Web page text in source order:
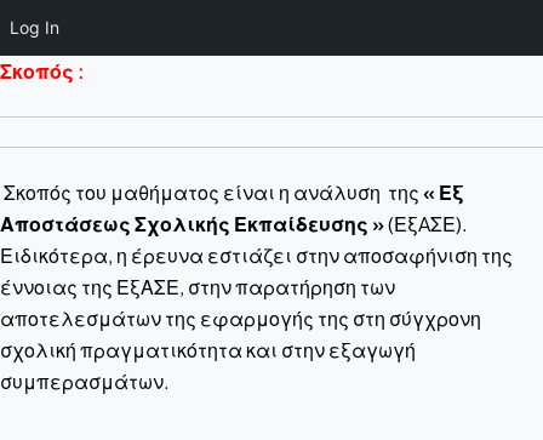
Log In
Σκοπός :
Σκοπός του μαθήματος είναι η ανάλυση της« Εξ
Αποστάσεως Σχολικής Εκπαίδευσης »(ΕξAΣΕ).
Ειδικότερα, η έρευνα εστιάζει στην αποσαφήνιση της
έννοιας της ΕξΑΣΕ, στην παρατήρηση των
αποτελεσμάτων της εφαρμογής της στη σύγχρονη
σχολική πραγματικότητα και στην εξαγωγή
συμπερασμάτων.